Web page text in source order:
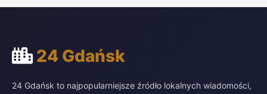
24 Gdańsk
24 Gdańsk to najpopularniejsze źródło lokalnych wiadomości,